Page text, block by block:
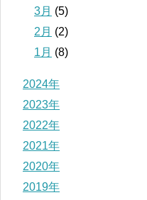
3月 (5)
2月 (2)
1月 (8)
2024年
2023年
2022年
2021年
2020年
2019年